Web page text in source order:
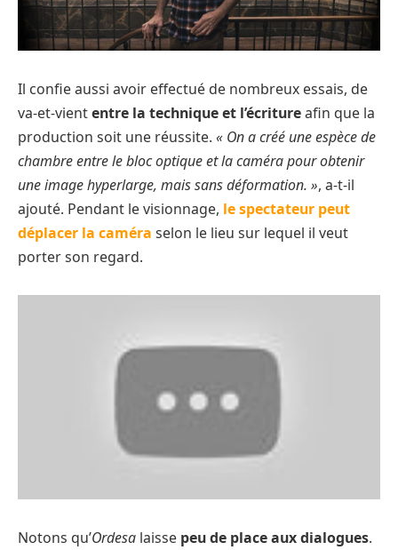
Il confie aussi avoir effectué de nombreux essais, de
va-et-viententre la technique et l’écritureafin que la
production soit une réussite. « On a créé une espèce de
chambre entre le bloc optique et la caméra pour obtenir
une image hyperlarge, mais sans déformation. », a-t-il
ajouté. Pendant le visionnage, le spectateur peut
déplacer la caméra selon le lieu sur lequel il veut
porter son regard.
Notons qu’Ordesa laisse peu de place aux dialogues.